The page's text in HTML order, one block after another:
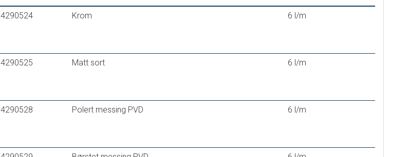
4290524 Krom 6 l/m
4290525 Matt sort 6 l/m
4290528 Polert messing PVD 6 l/m